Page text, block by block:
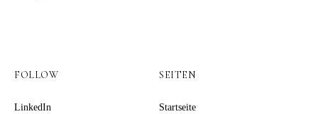
FOLLOW
LinkedIn
SEITEN
Startseite